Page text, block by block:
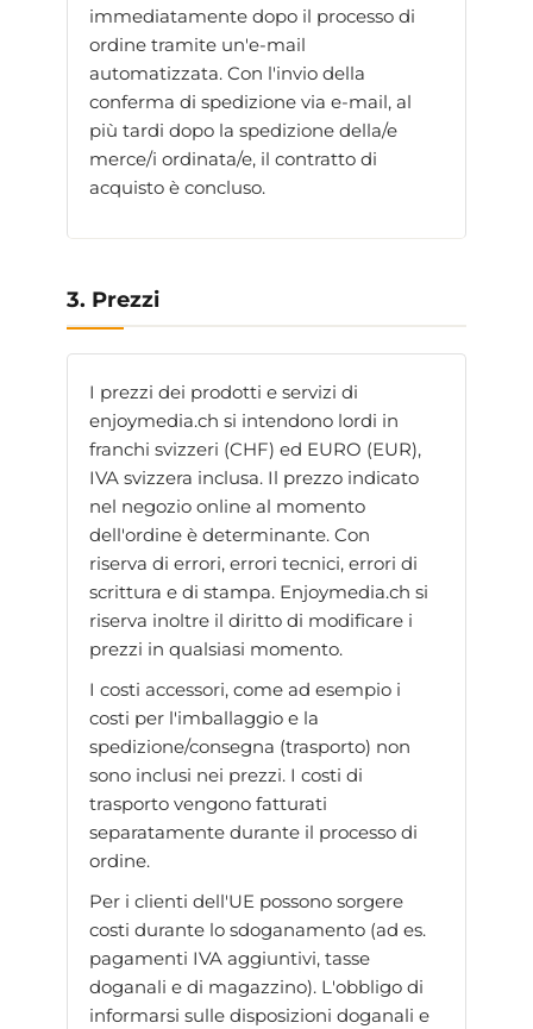
immediatamente dopo il processo di
ordine tramite un'e-mail
automatizzata. Con l'invio della
conferma di spedizione via e-mail, al
più tardi dopo la spedizione della/e
merce/i ordinata/e, il contratto di
acquisto è concluso.
3. Prezzi
I prezzi dei prodotti e servizi di
enjoymedia.ch si intendono lordi in
franchi svizzeri (CHF) ed EURO (EUR),
IVA svizzera inclusa. Il prezzo indicato
nel negozio online al momento
dell'ordine è determinante. Con
riserva di errori, errori tecnici, errori di
scrittura e di stampa. Enjoymedia.ch si
riserva inoltre il diritto di modificare i
prezzi in qualsiasi momento.
I costi accessori, come ad esempio i
costi per l'imballaggio e la
spedizione/consegna (trasporto) non
sono inclusi nei prezzi. I costi di
trasporto vengono fatturati
separatamente durante il processo di
ordine.
Per i clienti dell'UE possono sorgere
costi durante lo sdoganamento (ad es.
pagamenti IVA aggiuntivi, tasse
doganali e di magazzino). L'obbligo di
informarsi sulle disposizioni doganali e